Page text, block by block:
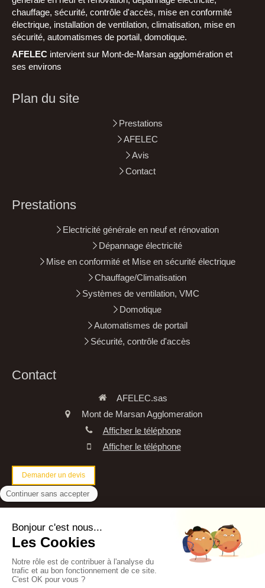
chauffage, sécurité, contrôle d'accès, mise en conformité
électrique, installation de ventilation, climatisation, mise en
sécurité, automatismes de portail, domotique.
AFELEC intervient sur Mont-de-Marsan agglomération et
ses environs
Plan du site
Prestations
AFELEC
Avis
Contact
Prestations
Electricité générale en neuf et rénovation
Dépannage électricité
Mise en conformité et Mise en sécurité électrique
Chauffage/Climatisation
Systèmes de ventilation, VMC
Domotique
Automatismes de portail
Sécurité, contrôle d'accès
Contact
AFELEC.sas
Mont de Marsan Agglomeration
Afficher le téléphone
Afficher le téléphone
Demander un devis
Plan du site
Mentions légales